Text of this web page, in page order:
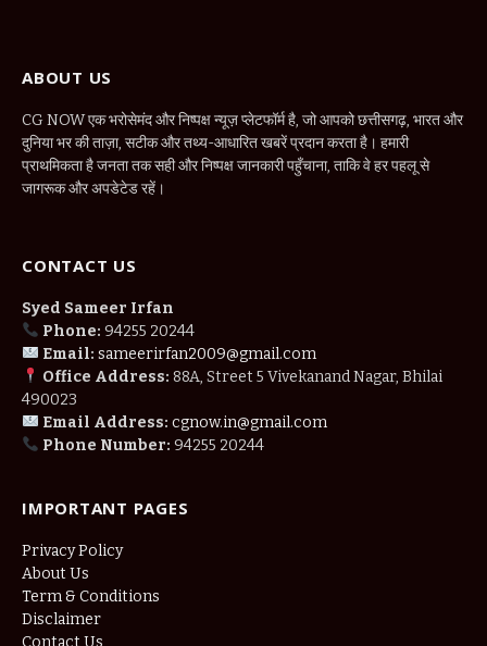
ABOUT US
CG NOW एक भरोसेमंद और निष्पक्ष न्यूज़ प्लेटफॉर्म है, जो आपको छत्तीसगढ़, भारत और
दुनिया भर की ताज़ा, सटीक और तथ्य-आधारित खबरें प्रदान करता है। हमारी
प्राथमिकता है जनता तक सही और निष्पक्ष जानकारी पहुँचाना, ताकि वे हर पहलू से
जागरूक और अपडेटेड रहें।
CONTACT US
Syed Sameer Irfan
Phone: 94255 20244
Email: sameerirfan2009@gmail.com
Office Address: 88A, Street 5 Vivekanand Nagar, Bhilai
490023
Email Address: cgnow.in@gmail.com
Phone Number: 94255 20244
IMPORTANT PAGES
Privacy Policy
About Us
Term & Conditions
Disclaimer
Contact Us